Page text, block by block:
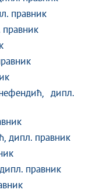
правник
дипл.
дипл. правник
правник